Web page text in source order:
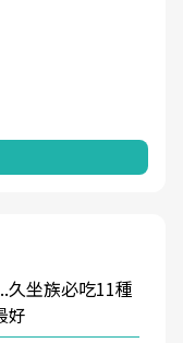
久坐族必吃11種
好